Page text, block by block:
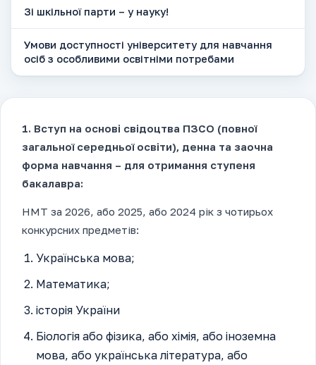
Зі шкільної парти – у науку!
Умови доступності університету для навчання
осіб з особливими освітніми потребами
1. Вступ на основі свідоцтва ПЗСО (повної
загальної середньої освіти), денна та заочна
форма навчання – для отримання ступеня
бакалавра:
НМТ за 2026, або 2025, або 2024 рік з чотирьох
конкурсних предметів:
Українська мова;
Математика;
історія України
Біологія або фізика, або хімія, або іноземна
мова, або українська література, або